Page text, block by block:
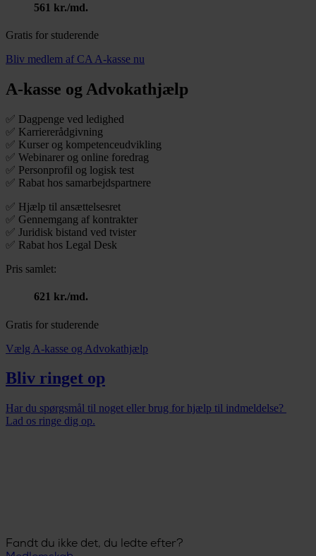
561 kr./md.
Gratis for studerende
Bliv medlem af CA A-kasse nu
A-kasse og Advokathjælp
✅ Dagpenge ved ledighed
✅ Karriererådgivning
✅ Kurser og kompetenceudvikling
✅ Webinarer og online foredrag
✅ Personprofil og logisk test
✅ Rabat hos samarbejdspartnere
✅ Hjælp til ansættelsesret
✅ Gennemgang af kontrakter
✅ Juridisk bistand ved tvister
✅ Rabat hos Legal Desk
Pris samlet:
621 kr./md.
Gratis for studerende
Vælg A-kasse og Advokathjælp
Bliv ringet op
Har du spørgsmål til noget eller brug for hjælp til indmeldelse?
Lad os ringe dig op.
Fandt du ikke det, du ledte efter?